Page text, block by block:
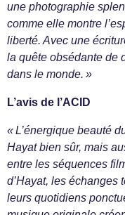
une photographie
comme elle montre
liberté. Avec une
la quête obsédante de
dans le monde. »
L’avis de l’ACID
« L’énergique beauté
Hayat bien sûr, mais
entre les séquences
d’Hayat, les
leurs quotidiens